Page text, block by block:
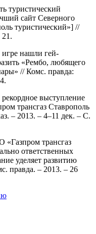
туристический
сайт Северного
туристический»] //
игре нашли гей-
«Рембо, любящего
// Комс. правда:
выступление
трансгаз Ставрополь
– 2013. – 4–11 дек. – С.
трансгаз
ответственных
уделяет развитию
правда. – 2013. – 26